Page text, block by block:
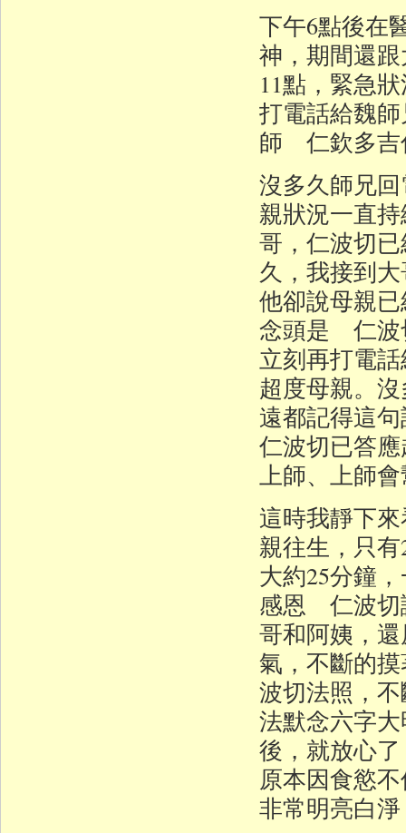
下午6點後在
神，期間還
11點，緊急
打電話給魏
師 仁欽多吉
沒多久師兄
親狀況一直
哥，仁波切
久，我接到
他卻說母親
念頭是 仁波
立刻再打電
超度母親。
遠都記得這
仁波切已答
上師、上師
這時我靜下
親往生，只
大約25分鐘
感恩 仁波切
哥和阿姨，
氣，不斷的
波切法照，
法默念六字
後，就放心
原本因食慾
非常明亮白